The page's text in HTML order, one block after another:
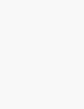
of your